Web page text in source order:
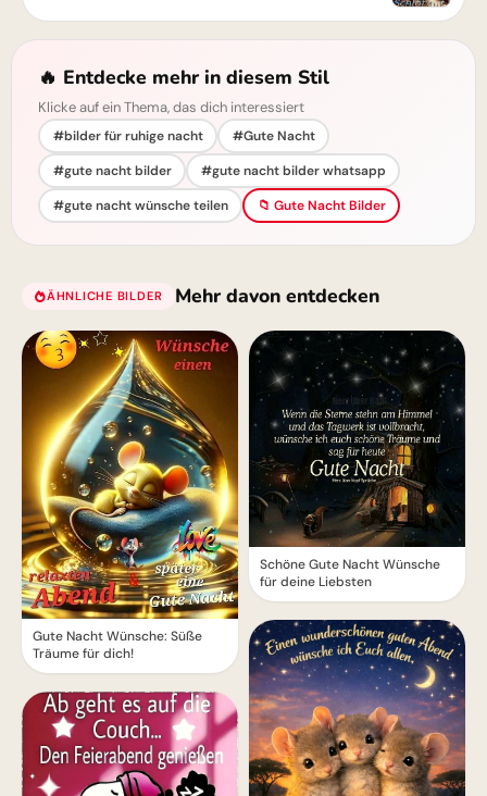
🔥 Entdecke mehr in diesem Stil
Klicke auf ein Thema, das dich interessiert
#bilder für ruhige nacht
#Gute Nacht
#gute nacht bilder
#gute nacht bilder whatsapp
#gute nacht wünsche teilen
📁 Gute Nacht Bilder
ÄHNLICHE BILDER Mehr davon entdecken
Gute Nacht Wünsche: Süße
Träume für dich!
Schöne Gute Nacht Wünsche
für deine Liebsten